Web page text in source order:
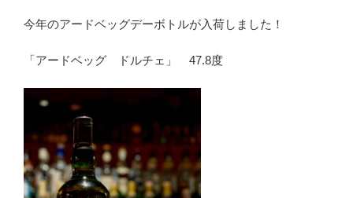
今年のアードベッグデーボトルが入荷しました！
「アードベッグ ドルチェ」 47.8度